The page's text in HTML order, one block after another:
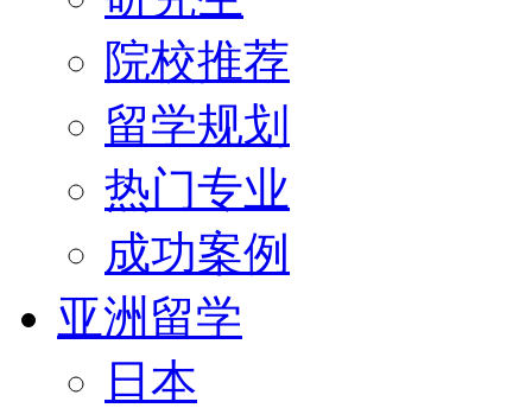
院校推荐
留学规划
热门专业
成功案例
亚洲留学
日本